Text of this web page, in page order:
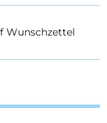
Wunschzettel